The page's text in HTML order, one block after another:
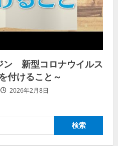
ン 新型コロナウイルス
付けること～
2026年2月8日